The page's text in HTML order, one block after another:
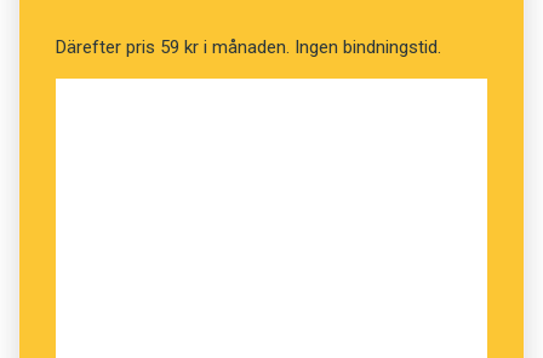
Därefter pris 59 kr i månaden. Ingen bindningstid.